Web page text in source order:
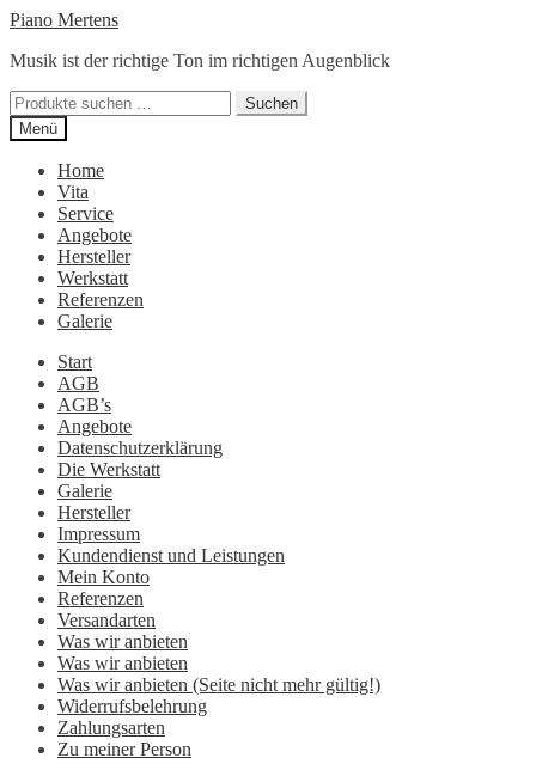
Zur
springen
Zum
springen
Piano Mertens
Musik ist der richtige Ton im richtigen Augenblick
Suchen
nach:
Suchen
Menü
Home
Vita
Service
Angebote
Hersteller
Werkstatt
Referenzen
Galerie
Start
AGB
AGB’s
Angebote
Datenschutzerklärung
Die Werkstatt
Galerie
Hersteller
Impressum
Kundendienst und Leistungen
Mein Konto
Referenzen
Versandarten
Was wir anbieten
Was wir anbieten
Was wir anbieten (Seite nicht mehr gültig!)
Widerrufsbelehrung
Zahlungsarten
Zu meiner Person